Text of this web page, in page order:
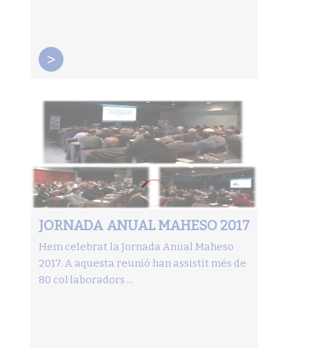
>
JORNADA ANUAL MAHESO 2017
Hem celebrat la Jornada Anual Maheso
2017. A aquesta reunió han assistit més de
80 col·laboradors ...